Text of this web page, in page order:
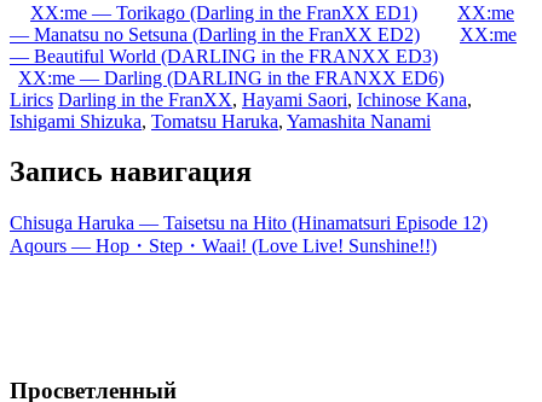
XX:me — Torikago (Darling in the FranXX ED1)
XX:me
— Manatsu no Setsuna (Darling in the FranXX ED2)
XX:me
— Beautiful World (DARLING in the FRANXX ED3)
XX:me — Darling (DARLING in the FRANXX ED6)
Lirics Darling in the FranXX, Hayami Saori, Ichinose Kana,
Ishigami Shizuka, Tomatsu Haruka, Yamashita Nanami
Запись навигация
Chisuga Haruka — Taisetsu na Hito (Hinamatsuri Episode 12)
Aqours — Hop・Step・Waai! (Love Live! Sunshine!!)
Просветленный